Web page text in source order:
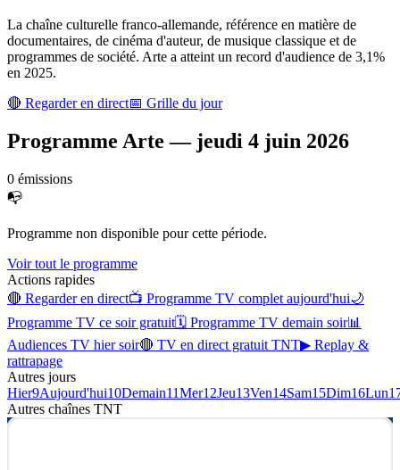
La chaîne culturelle franco-allemande, référence en matière de
documentaires, de cinéma d'auteur, de musique classique et de
programmes de société. Arte a atteint un record d'audience de 3,1%
en 2025.
🔴 Regarder en direct📅 Grille du jour
Programme Arte — jeudi 4 juin 2026
0 émissions
📭
Programme non disponible pour cette période.
Voir tout le programme
Actions rapides
🔴 Regarder en direct📺 Programme TV complet aujourd'hui🌙
Programme TV ce soir gratuit🗓 Programme TV demain soir📊
Audiences TV hier soir🔴 TV en direct gratuit TNT▶ Replay &
rattrapage
Autres jours
Hier9Aujourd'hui10Demain11Mer12Jeu13Ven14Sam15Dim16Lun
Autres chaînes TNT